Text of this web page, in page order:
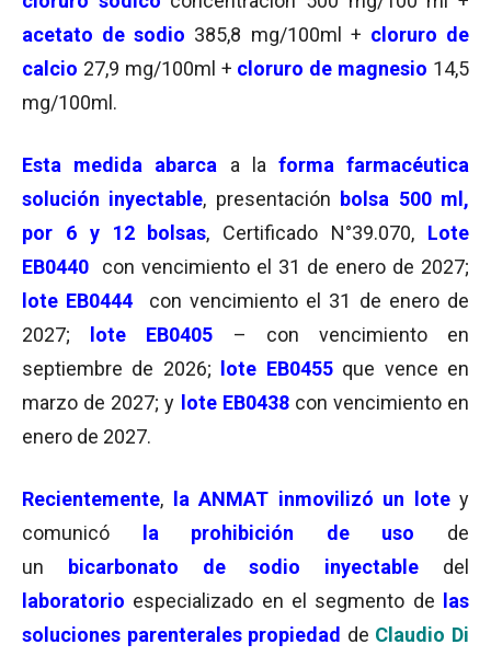
acetato de sodio 385,8 mg/100ml + cloruro de
calcio 27,9 mg/100ml + cloruro de magnesio 14,5
mg/100ml.
Esta medida abarca a la forma farmacéutica
solución inyectable, presentación bolsa 500 ml,
por 6 y 12 bolsas, Certificado N°39.070, Lote
EB0440 con vencimiento el 31 de enero de 2027;
lote EB0444 con vencimiento el 31 de enero de
2027; lote EB0405
– con vencimiento en
septiembre de 2026;
lote EB0455que vence en
marzo de 2027; y lote EB0438 con vencimiento en
enero de 2027.
Recientemente, la ANMAT inmovilizó un lote y
comunicó
la prohibición de uso de
un
bicarbonato de sodio inyectable del
laboratorio especializado en el segmento de
las
soluciones parenterales propiedad de Claudio Di